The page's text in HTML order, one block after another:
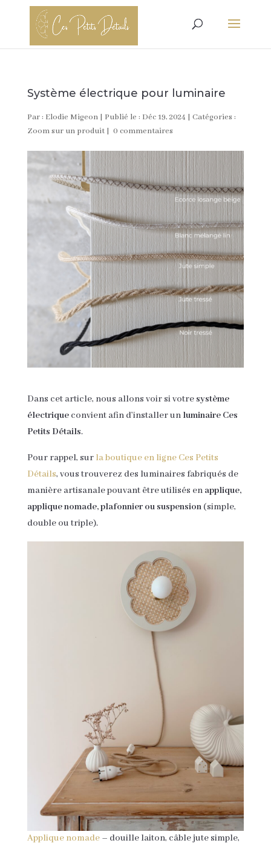
Système électrique pour luminaire
Par : Elodie Migeon | Publié le : Déc 19, 2024 | Catégories :
Zoom sur un produit | 0 commentaires
Dans cet article, nous allons voir si votre système
électriqueconvient afin d’installer un luminaire Ces
Petits Détails.
Pour rappel, sur la boutique en ligne Ces Petits
Détails, vous trouverez des luminaires fabriqués de
manière artisanale pouvant être utilisés en applique,
applique nomade, plafonnier ou suspension(simple,
double ou triple).
Applique nomade– douille laiton, câble jute simple,